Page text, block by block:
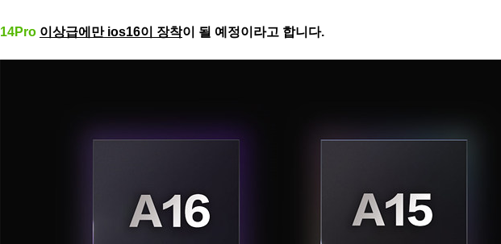
14Pro 이상급에만 ios16이 장착이 될 예정이라고 합니다.